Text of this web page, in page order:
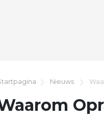
Nieuws